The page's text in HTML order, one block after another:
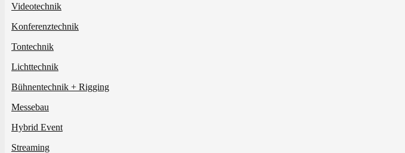
Videotechnik
Konferenztechnik
Tontechnik
Lichttechnik
Bühnentechnik + Rigging
Messebau
Hybrid Event
Streaming